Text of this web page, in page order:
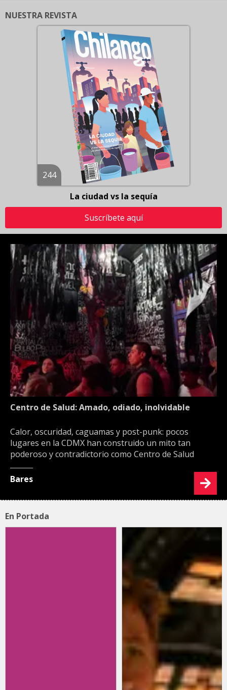
NUESTRA REVISTA
244
La ciudad vs la sequía
Suscríbete aquí
Centro de Salud: Amado, odiado, inolvidable
Calor, oscuridad, caguamas y post-punk: pocos
lugares en la CDMX han construido un mito tan
poderoso y contradictorio como Centro de Salud
Bares
En Portada